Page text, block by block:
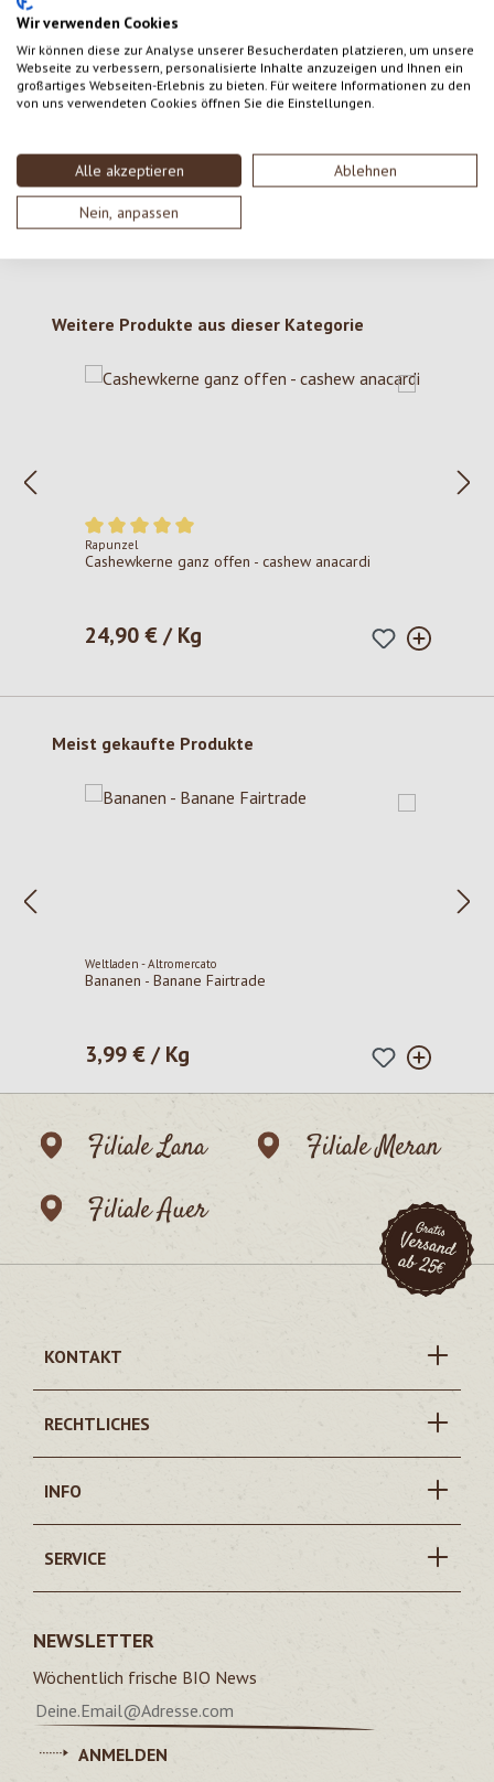
Wir verwenden Cookies
Wir können diese zur Analyse unserer Besucherdaten platzieren, um unsere
Webseite zu verbessern, personalisierte Inhalte anzuzeigen und Ihnen ein
großartiges Webseiten-Erlebnis zu bieten. Für weitere Informationen zu den
von uns verwendeten Cookies öffnen Sie die Einstellungen.
Alle akzeptieren Ablehnen
Nein, anpassen
Bewertungen nur in der aktuellen Sprache anzeigen.
Keine Bewertungen gefunden. Gehe voran und teile
Produktgalerie überspringen
Weitere Produkte aus dieser Kategorie
Durchschnittliche Bewertung von 5 von 5 Sternen
Rapunzel
Cashewkerne ganz offen - cashew anacardi
Regulärer Preis:
24,90 € / Kg
Produktgalerie überspringen
Meist gekaufte Produkte
Weltladen - Altromercato
Bananen - Banane Fairtrade
Regulärer Preis:
3,99 € / Kg
Filiale Lana
Filiale Meran
Filiale Auer
KONTAKT
RECHTLICHES
INFO
SERVICE
NEWSLETTER
Wöchentlich frische BIO News
ANMELDEN